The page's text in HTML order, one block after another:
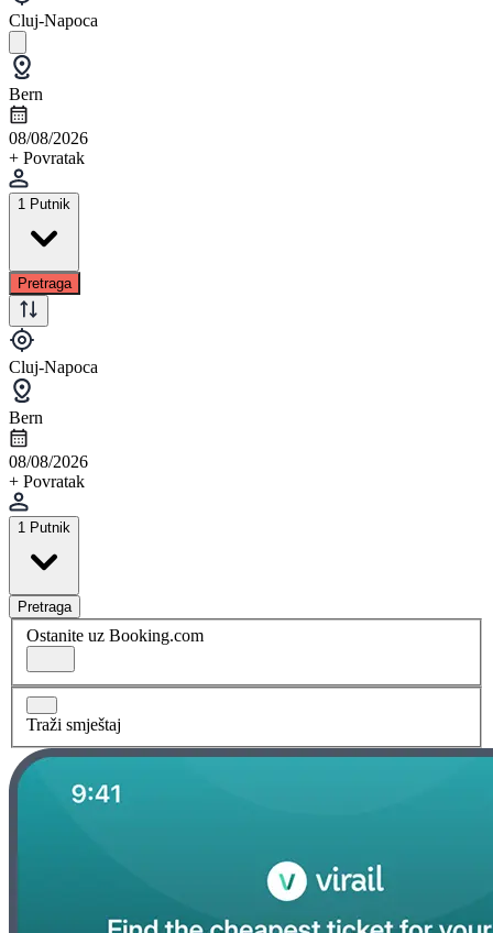
Cluj-Napoca
Bern
08/08/2026
+ Povratak
1 Putnik
Pretraga
Cluj-Napoca
Bern
08/08/2026
+ Povratak
1 Putnik
Pretraga
Ostanite uz Booking.com
Traži smještaj